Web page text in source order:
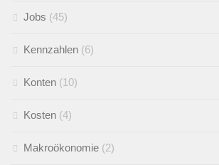
Jobs (45)
Kennzahlen (6)
Konten (10)
Kosten (4)
Makroökonomie (2)